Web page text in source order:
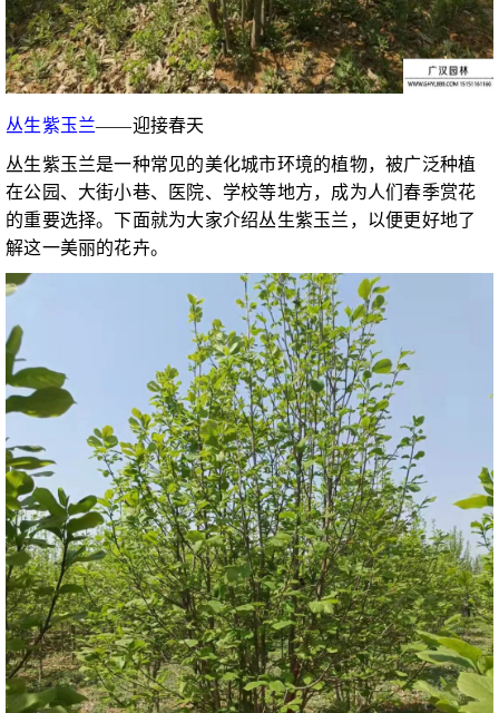
丛生紫玉兰——迎接春天
丛生紫玉兰是一种常见的美化城市环境的植物，被广泛种植
在公园、大街小巷、医院、学校等地方，成为人们春季赏花
的重要选择。下面就为大家介绍丛生紫玉兰，以便更好地了
解这一美丽的花卉。